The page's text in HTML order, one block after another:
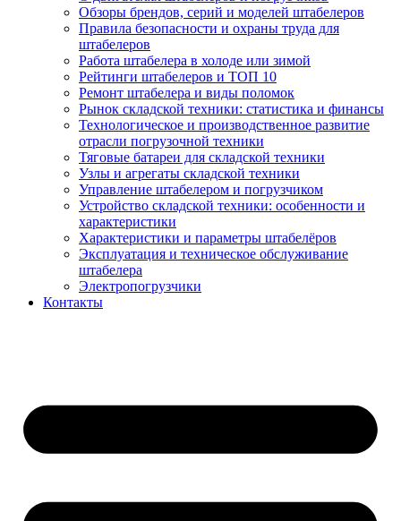
Обзоры брендов, серий и моделей штабелеров
Правила безопасности и охраны труда для
штабелеров
Работа штабелера в холоде или зимой
Рейтинги штабелеров и ТОП 10
Ремонт штабелера и виды поломок
Рынок складской техники: статистика и финансы
Технологическое и производственное развитие
отрасли погрузочной техники
Тяговые батареи для складской техники
Узлы и агрегаты складской техники
Управление штабелером и погрузчиком
Устройство складской техники: особенности и
характеристики
Характеристики и параметры штабелёров
Эксплуатация и техническое обслуживание
штабелера
Электропогрузчики
Контакты